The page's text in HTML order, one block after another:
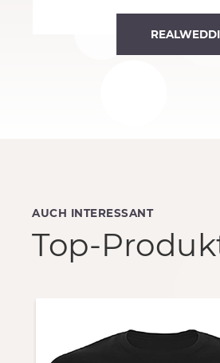
AUCH INTERESSANT
Top-